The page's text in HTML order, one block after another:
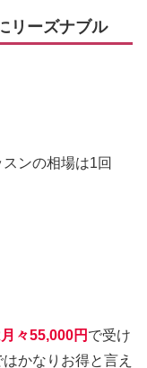
リーズナブル
ンの相場は1回
々55,000円 で受け
かなりお得と言え